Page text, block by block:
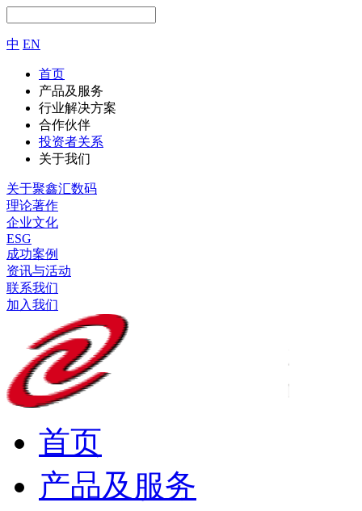
中 EN
首页
产品及服务
行业解决方案
合作伙伴
投资者关系
关于我们
关于聚鑫汇数码
理论著作
企业文化
ESG
成功案例
资讯与活动
联系我们
加入我们
首页
产品及服务